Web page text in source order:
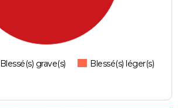
Blessé(s) grave(s)
Blessé(s) léger(s)